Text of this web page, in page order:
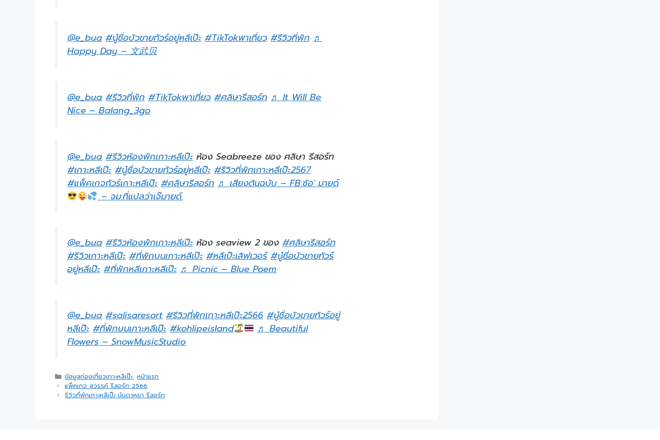
@e_bua #นู๋ชื่อบัวขายทัวร์อยู่หลีเป๊ะ #TikTokพาเที่ยว #รีวิวที่พัก ♬
Happy Day – 文武贝
@e_bua #รีวิวที่พัก #TikTokพาเที่ยว #ศลิษารีสอร์ท ♬ It Will Be
Nice – Balang_3go
@e_bua #รีวิวห้องพักเกาะหลีเป๊ะ ห้อง Seabreeze ของ ศลิษา รีสอร์ท
#เกาะหลีเป๊ะ #นู๋ชื่อบัวขายทัวร์อยู่หลีเป๊ะ #รีวิวที่พักเกาะหลีเป๊ะ2567
#แพ็คเกจทัวร์เกาะหลีเป๊ะ #ศลิษารีสอร์ท ♬ เสียงต้นฉบับ – FB:ซ้อ' มายด์
– จม.ที่แปลว่าเจ๊มายด์.
@e_bua #รีวิวห้องพักเกาะหลีเป๊ะ ห้อง seaview 2 ของ #ศลิษารีสอร์ท
#รีวิวเกาะหลีเป๊ะ #ที่พักบนเกาะหลีเป๊ะ #หลีเป๊ะเลิฟเวอร์ #นู๋ชื่อบัวขายทัวร์
อยู่หลีเป๊ะ #ที่พักหลีเกาะหลีเป๊ะ ♬ Picnic – Blue Poem
@e_bua #salisaresort #รีวิวที่พักเกาะหลีเป๊ะ2566 #นู๋ชื่อบัวขายทัวร์อยู่
หลีเป๊ะ #ที่พักบนเกาะหลีเป๊ะ #kohlipeisland
♬ Beautiful
Flowers – SnowMusicStudio
ข้อมูลท่องเที่ยวเกาะหลีเป๊ะ,หน้าแรก
แพ็คเกจ สวรรค์ รีสอร์ท 2566
รีวิวที่พักเกาะหลีเป๊ะ บันดาหยา รีสอร์ท